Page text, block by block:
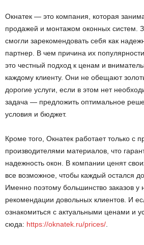
Окнатек — это компания, которая
продажей и монтажом оконных систем.
смогли зарекомендовать себя как
партнер. В чем причина их
это честный подход к ценам и
каждому клиенту. Они не обещают
дорогие услуги, если в этом нет
задача — предложить оптимальное
условия и бюджет.
Кроме того, Окнатек работает только с
производителями материалов, что
надежность окон. В компании ценят
все возможное, чтобы каждый остался
Именно поэтому большинство заказов
рекомендации довольных клиентов. И
ознакомиться с актуальными ценами и
сюда: https://oknatek.ru/prices/